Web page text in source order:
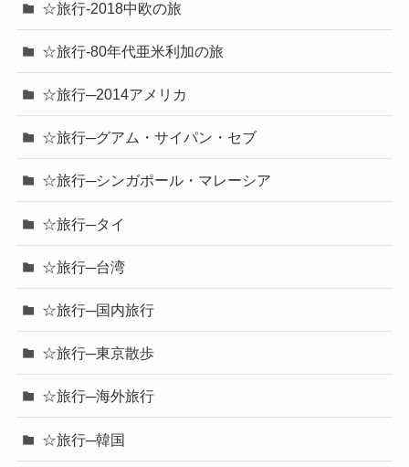
☆旅行-2018中欧の旅
☆旅行-80年代亜米利加の旅
☆旅行─2014アメリカ
☆旅行─グアム・サイパン・セブ
☆旅行─シンガポール・マレーシア
☆旅行─タイ
☆旅行─台湾
☆旅行─国内旅行
☆旅行─東京散歩
☆旅行─海外旅行
☆旅行─韓国